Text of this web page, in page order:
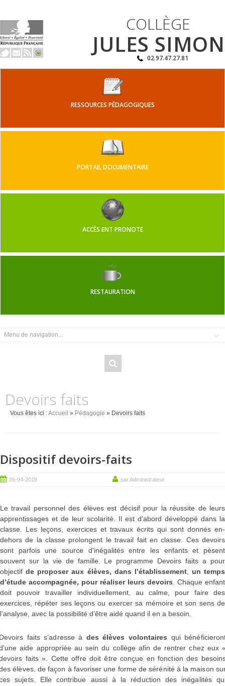
COLLÈGE
JULES SIMON
02.97.47.27.81
RESSOURCES PÉDAGOGIQUES
PORTAIL DOCUMENTAIRE
ACCÈS ENT PRONOTE
RESTAURATION
Devoirs faits
Vous êtes ici :Accueil » Pédagogie » Devoirs faits
Dispositif devoirs-faits
26-04-2019 par Administrateur
Le travail personnel des élèves est décisif pour la réussite de leurs
apprentissages et de leur scolarité. Il est d’abord développé dans la
classe. Les leçons, exercices et travaux écrits qui sont donnés en-
dehors de la classe prolongent le travail fait en classe. Ces devoirs
sont parfois une source d'inégalités entre les enfants et pèsent
souvent sur la vie de famille. Le programme Devoirs faits a pour
objectifde proposer aux élèves, dans l’établissement,
un temps
d’étude accompagnée, pour réaliser leurs devoirs . Chaque enfant
doit pouvoir travailler individuellement, au calme, pour faire des
exercices, répéter ses leçons ou exercer sa mémoire et son sens de
l’analyse, avec la possibilité d’être aidé quand il en a besoin.
faits s’adresse à des élèves volontaires qui
aide appropriée au sein du collège afin de rentrer chez eux
faits ». Cette offre doit être conçue en fonction des
élèves, de façon à favoriser une forme de sérénité à la maison
sujets. Elle contribue aussi à la réduction des inégalités